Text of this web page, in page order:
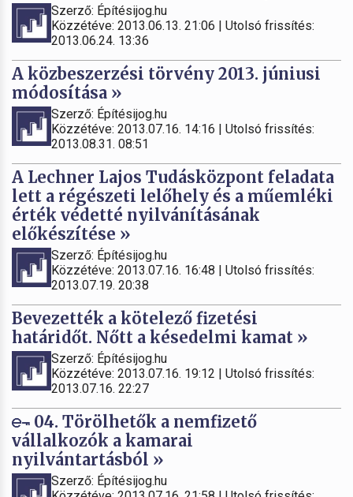
Szerző: Építésijog.hu
Közzétéve: 2013.06.13. 21:06 | Utolsó frissítés:
2013.06.24. 13:36
A közbeszerzési törvény 2013. júniusi
módosítása »
Szerző: Építésijog.hu
Közzétéve: 2013.07.16. 14:16 | Utolsó frissítés:
2013.08.31. 08:51
A Lechner Lajos Tudásközpont feladata
lett a régészeti lelőhely és a műemléki
érték védetté nyilvánításának
előkészítése »
Szerző: Építésijog.hu
Közzétéve: 2013.07.16. 16:48 | Utolsó frissítés:
2013.07.19. 20:38
Bevezették a kötelező fizetési
határidőt. Nőtt a késedelmi kamat »
Szerző: Építésijog.hu
Közzétéve: 2013.07.16. 19:12 | Utolsó frissítés:
2013.07.16. 22:27
04. Törölhetők a nemfizető
vállalkozók a kamarai
nyilvántartásból »
Szerző: Építésijog.hu